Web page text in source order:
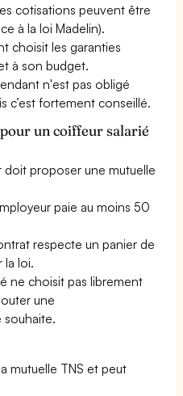
cotisations peuvent être
à la loi Madelin).
choisit les garanties
à son budget.
n'est pas obligé
c’est fortement conseillé.
un coiffeur salarié
doit proposer une mutuelle
paie au moins 50
respecte un panier de
la loi.
ne choisit pas librement
une
souhaite.
mutuelle TNS et peut